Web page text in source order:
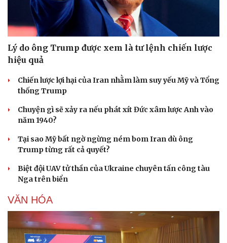
Lý do ông Trump được xem là tư lệnh chiến lược
hiệu quả
Chiến lược lợi hại của Iran nhằm làm suy yếu Mỹ và Tổng
thống Trump
Chuyện gì sẽ xảy ra nếu phát xít Đức xâm lược Anh vào
năm 1940?
Tại sao Mỹ bất ngờ ngừng ném bom Iran dù ông
Trump từng rất cả quyết?
Biệt đội UAV tử thần của Ukraine chuyên tấn công tàu
Nga trên biển
VĂN HÓA